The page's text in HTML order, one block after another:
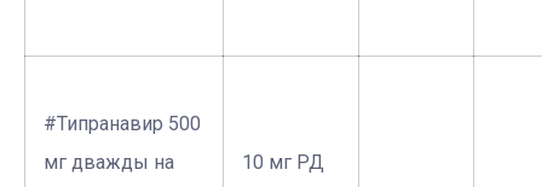
#Типранавир 500
мг дважды на
10 мг РД